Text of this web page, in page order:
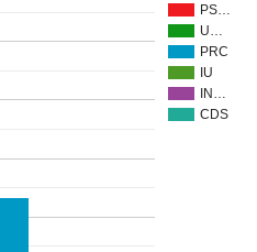
PS…
U…
PRC
IU
IN…
CDS